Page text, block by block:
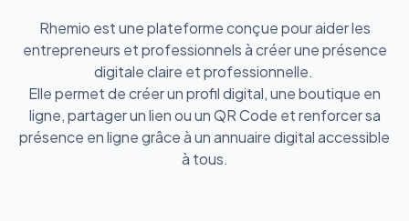
Rhemio est une plateforme conçue pour aider les
entrepreneurs et professionnels à créer une présence
digitale claire et professionnelle.
Elle permet de créer un profil digital, une boutique en
ligne, partager un lien ou un QR Code et renforcer sa
présence en ligne grâce à un annuaire digital accessible
à tous.